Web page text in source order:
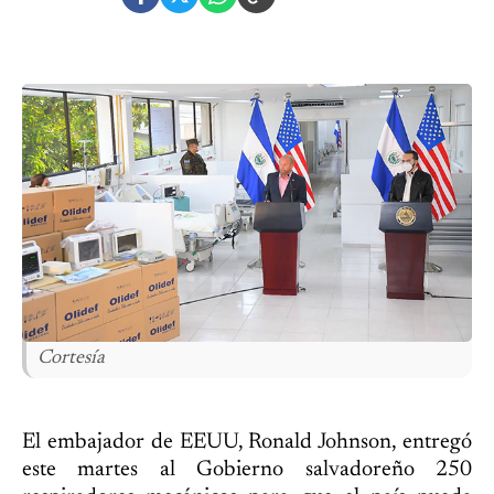
Cortesía
El embajador de EEUU, Ronald Johnson, entregó
este martes al Gobierno salvadoreño 250